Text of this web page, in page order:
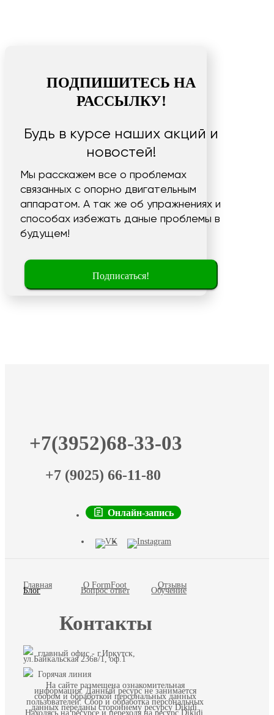
ПОДПИШИТЕСЬ НА
РАССЫЛКУ!
Будь в курсе наших акций и
новостей!
Мы расскажем все о проблемах
связанных с опорно двигательным
аппаратом. А так же об упражнениях и
способах избежать даные проблемы в
будущем!
Подписаться!
+7(3952)68-33-03
+7 (9025) 66-11-80
Онлайн-запись
Главная О FormFoot Отзывы
Блог Вопрос ответ Обучение
Контакты
главный офис - г.Иркутск,
ул.Байкальская 236в/1, оф.1
Горячая линия
На сайте размещена ознакомительная
информация. Данный ресурс не занимается
сбором и обработкой персональных данных
пользователей. Сбор и обработка персональных
данных переданы стороннему ресурсу Dikidi.
Находясь на ресурсе и переходя на ресурс Dikidi,